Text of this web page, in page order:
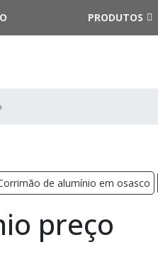
PRODUTOS
de alumínio em osasco
preço